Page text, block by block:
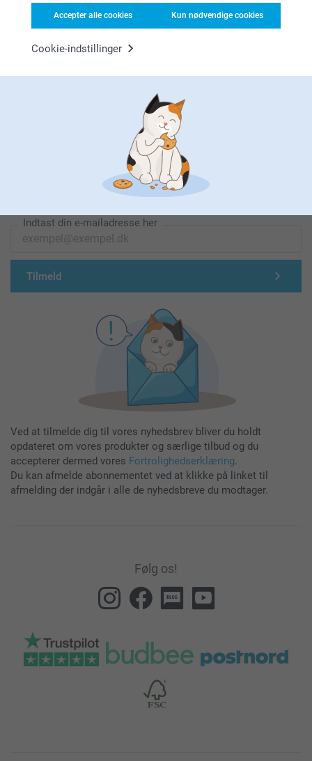
Accepter alle cookies Kun nødvendige cookies
Cookie-indstillinger
Førsteklasses kundeservice!
Tilmeld dig vores nyhedsbrev
Indtast din e-mailadresse her
Tilmeld
Ved at tilmelde dig til vores nyhedsbrev bliver du holdt
opdateret om vores produkter og særlige tilbud og du
accepterer dermed vores Fortrolighedserklæring.
Du kan afmelde abonnementet ved at klikke på linket til
afmelding der indgår i alle de nyhedsbreve du modtager.
Følg os!